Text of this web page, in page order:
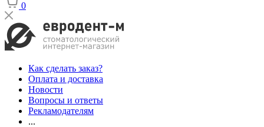
0
Как сделать заказ?
Оплата и доставка
Новости
Вопросы и ответы
Рекламодателям
...